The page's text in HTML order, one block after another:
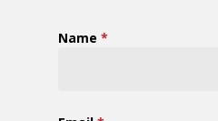
Name *